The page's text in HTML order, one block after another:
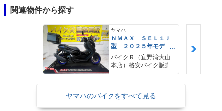
関連物件から探す
ヤマハ
ＮＭＡＸ ＳＥＬ１Ｊ
型 ２０２５年モデ
ル ＡＢＳ キーレ
ス リアキャリア リ
アＢＯＸ
バイクＲ（宜野湾大山
本店）格安バイク販売
ヤマハのバイクをすべて見る